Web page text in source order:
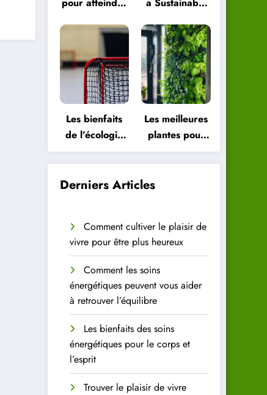
global
Lifestyle
Les bienfaits
de l’écologie
intérieure
pour votre
santé
Les meilleures
plantes pour
purifier l’air
de votre
Derniers Articles
Comment cultiver le plaisir de
vivre pour être plus heureux
Comment les soins
énergétiques peuvent vous aider
à retrouver l’équilibre
Les bienfaits des soins
énergétiques pour le corps et
l’esprit
Trouver le plaisir de vivre